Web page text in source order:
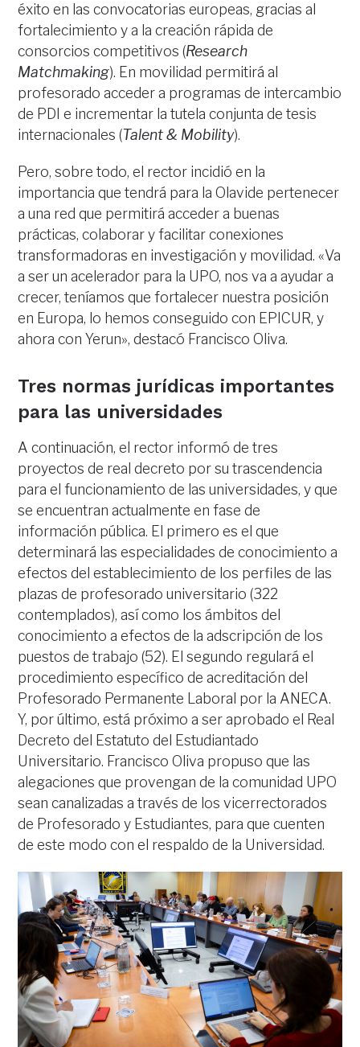
éxito en las convocatorias europeas, gracias al
fortalecimiento y a la creación rápida de
consorcios competitivos (Research
Matchmaking). En movilidad permitirá al
profesorado acceder a programas de intercambio
de PDI e incrementar la tutela conjunta de tesis
internacionales (Talent & Mobility).
Pero, sobre todo, el rector incidió en la
importancia que tendrá para la Olavide pertenecer
a una red que permitirá acceder a buenas
prácticas, colaborar y facilitar conexiones
transformadoras en investigación y movilidad. «Va
a ser un acelerador para la UPO, nos va a ayudar a
crecer, teníamos que fortalecer nuestra posición
en Europa, lo hemos conseguido con EPICUR, y
ahora con Yerun», destacó Francisco Oliva.
Tres normas jurídicas importantes
para las universidades
A continuación, el rector informó de tres
proyectos de real decreto por su trascendencia
para el funcionamiento de las universidades, y que
se encuentran actualmente en fase de
información pública. El primero es el que
determinará las especialidades de conocimiento a
efectos del establecimiento de los perfiles de las
plazas de profesorado universitario (322
contemplados), así como los ámbitos del
conocimiento a efectos de la adscripción de los
puestos de trabajo (52). El segundo regulará el
procedimiento específico de acreditación del
Profesorado Permanente Laboral por la ANECA.
Y, por último, está próximo a ser aprobado el Real
Decreto del Estatuto del Estudiantado
Universitario. Francisco Oliva propuso que las
alegaciones que provengan de la comunidad UPO
sean canalizadas a través de los vicerrectorados
de Profesorado y Estudiantes, para que cuenten
de este modo con el respaldo de la Universidad.